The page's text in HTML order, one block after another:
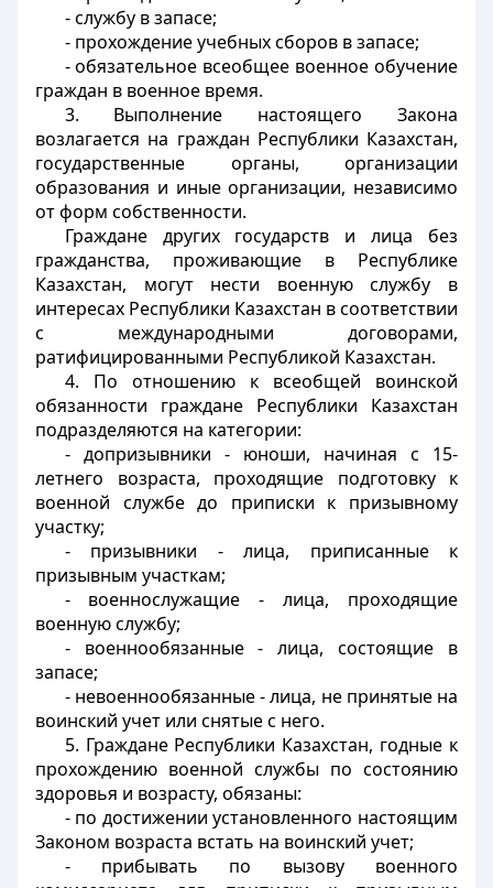
- службу в запасе;
- прохождение учебных сборов в запасе;
- обязательное всеобщее военное обучение
граждан в военное время.
3. Выполнение настоящего Закона
возлагается на граждан Республики Казахстан,
государственные органы, организации
образования и иные организации, независимо
от форм собственности.
Граждане других государств и лица без
гражданства, проживающие в Республике
Казахстан, могут нести военную службу в
интересах Республики Казахстан в соответствии
с международными договорами,
ратифицированными Республикой Казахстан.
4. По отношению к всеобщей воинской
обязанности граждане Республики Казахстан
подразделяются на категории:
- допризывники - юноши, начиная с 15-
летнего возраста, проходящие подготовку к
военной службе до приписки к призывному
участку;
- призывники - лица, приписанные к
призывным участкам;
- военнослужащие - лица, проходящие
военную службу;
- военнообязанные - лица, состоящие в
запасе;
- невоеннообязанные - лица, не принятые на
воинский учет или снятые с него.
5. Граждане Республики Казахстан, годные к
прохождению военной службы по состоянию
здоровья и возрасту, обязаны:
- по достижении установленного настоящим
Законом возраста встать на воинский учет;
- прибывать по вызову военного